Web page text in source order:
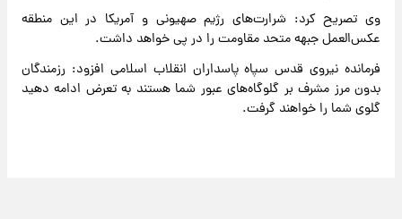
وی تصریح کرد: شرارت‌های رژیم صهیونی و آمریکا در این منطقه
عکس‌العمل جبهه متحد مقاومت را در پی خواهد داشت.
فرمانده نیروی قدس سپاه پاسداران انقلاب اسلامی افزود: رزمندگان
بدون مرز مشرف بر گلوگاه‌های عبور شما هستند به تعرض ادامه دهید
گلوی شما را خواهند گرفت.